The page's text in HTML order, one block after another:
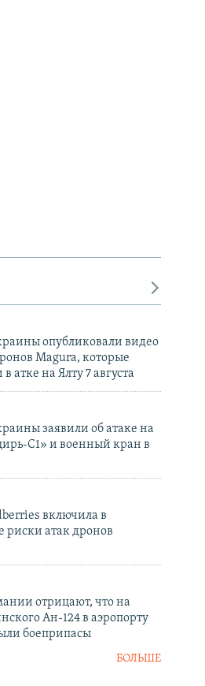
опубликовали видео
Magura, которые
атке на Ялту 7 августа
заявили об атаке на
С1» и военный кран в
включила в
риски атак дронов
отрицают, что на
Ан-124 в аэропорту
боеприпасы
БОЛЬШЕ